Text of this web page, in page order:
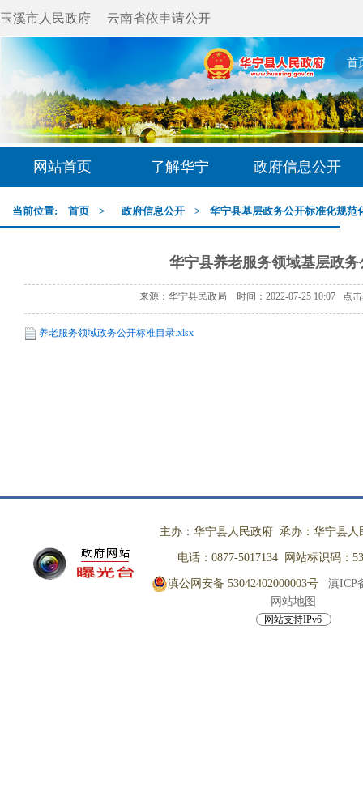
玉溪市人民政府 云南省依申请公开
首
网站首页 了解华宁 政府信息公开
当前位置: 首页 > 政府信息公开 > 华宁县基层政务公开标准化规范
华宁县养老服务领域基层政
来源：华宁县民政局 时间：2022-07-25 10:07 点
养老服务领域政务公开标准目录.xlsx
主办：华宁县人民政府 承办：华宁县人
电话：0877-5017134 网站标识码：
滇公网安备 53042402000003号
滇ICP
网站地图
网站支持IPv6